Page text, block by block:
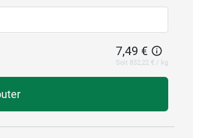
7,49 €
Soit 832,22 € / kg